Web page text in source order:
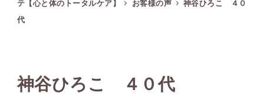
テ【心と体のトータルケア】
お客様の声
神谷ひろこ ４０
代
神谷ひろこ ４０代